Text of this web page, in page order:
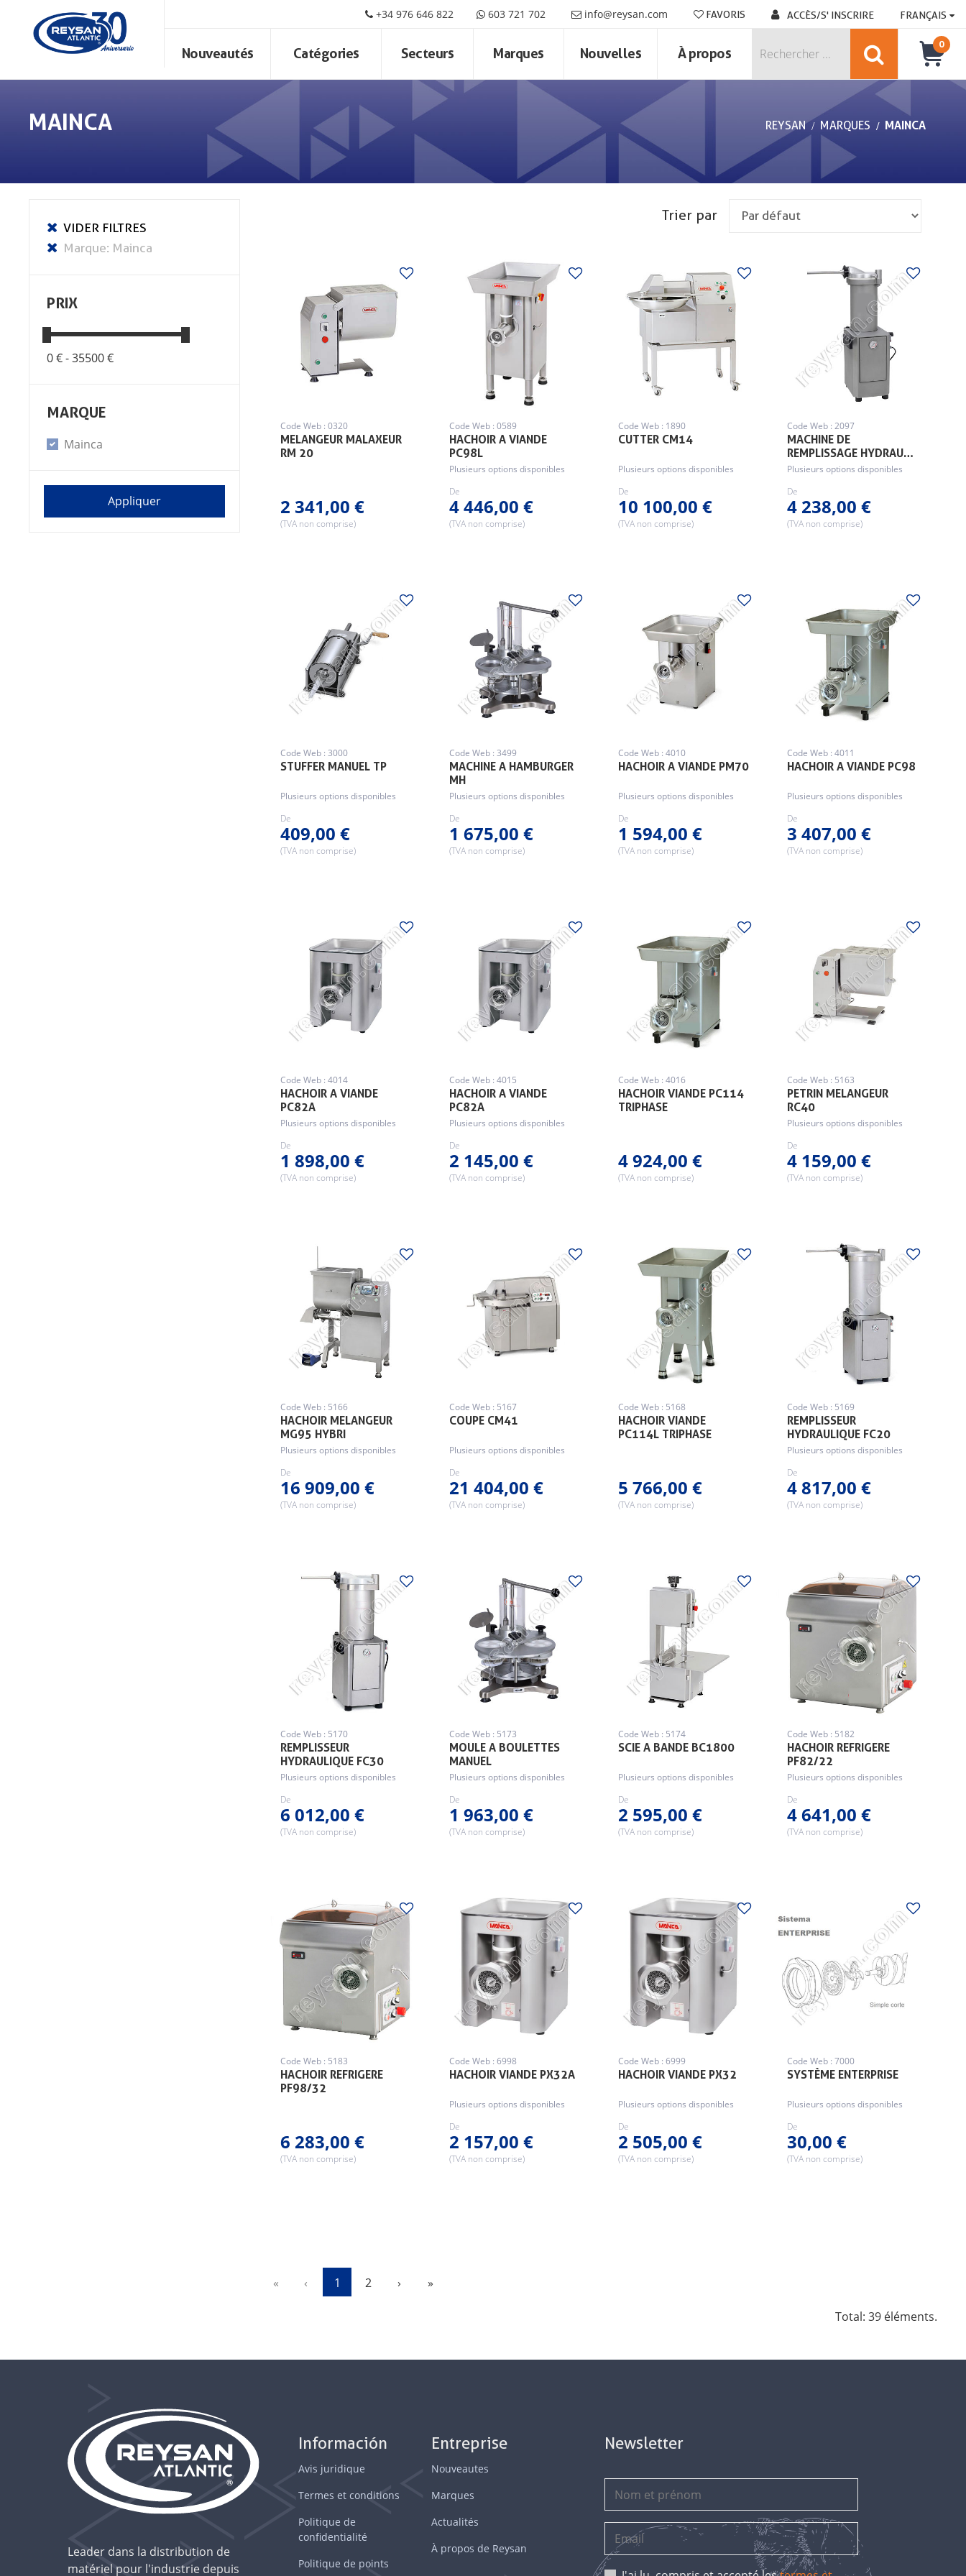
+34 976 646 822 603 721 702 info@reysan.com FAVORIS ACCÈS/S' INSCRIRE FRANÇAIS
Nouveautés Catégories Secteurs Marques Nouvelles À propos
0
MAINCA REYSAN MARQUES MAINCA
PRIX
0 € -35500 €
MARQUE
Mainca
Trier par
MELANGEUR MALAXEUR
RM 20
Code Web : 0320
2 341,00 €
(TVA non comprise)
HACHOIR A VIANDE
PC98L
Code Web : 0589
Plusieurs options disponibles
De
4 446,00 €
(TVA non comprise)
CUTTER CM14
Code Web : 1890
Plusieurs options disponibles
De
10 100,00 €
(TVA non comprise)
MACHINE DE
REMPLISSAGE HYDRAU…
Code Web : 2097
Plusieurs options disponibles
De
4 238,00 €
(TVA non comprise)
STUFFER MANUEL TP
Code Web : 3000
Plusieurs options disponibles
De
409,00 €
(TVA non comprise)
MACHINE A HAMBURGER
MH
Code Web : 3499
Plusieurs options disponibles
De
1 675,00 €
(TVA non comprise)
HACHOIR A VIANDE PM70
Code Web : 4010
Plusieurs options disponibles
De
1 594,00 €
(TVA non comprise)
HACHOIR A VIANDE PC98
Code Web : 4011
Plusieurs options disponibles
De
3 407,00 €
(TVA non comprise)
HACHOIR A VIANDE
PC82A
Code Web : 4014
Plusieurs options disponibles
De
1 898,00 €
(TVA non comprise)
HACHOIR A VIANDE
PC82A
Code Web : 4015
Plusieurs options disponibles
De
2 145,00 €
(TVA non comprise)
HACHOIR VIANDE PC114
TRIPHASE
Code Web : 4016
4 924,00 €
(TVA non comprise)
PETRIN MELANGEUR
RC40
Code Web : 5163
Plusieurs options disponibles
De
4 159,00 €
(TVA non comprise)
HACHOIR MELANGEUR
MG95 HYBRI
Code Web : 5166
Plusieurs options disponibles
De
16 909,00 €
(TVA non comprise)
COUPE CM41
Code Web : 5167
Plusieurs options disponibles
De
21 404,00 €
(TVA non comprise)
HACHOIR VIANDE
PC114L TRIPHASE
Code Web : 5168
5 766,00 €
(TVA non comprise)
REMPLISSEUR
HYDRAULIQUE FC20
Code Web : 5169
Plusieurs options disponibles
De
4 817,00 €
(TVA non comprise)
REMPLISSEUR
HYDRAULIQUE FC30
Code Web : 5170
Plusieurs options disponibles
De
6 012,00 €
(TVA non comprise)
MOULE A BOULETTES
MANUEL
Code Web : 5173
Plusieurs options disponibles
De
1 963,00 €
(TVA non comprise)
SCIE A BANDE BC1800
Code Web : 5174
Plusieurs options disponibles
De
2 595,00 €
(TVA non comprise)
HACHOIR REFRIGERE
PF82/22
Code Web : 5182
Plusieurs options disponibles
De
4 641,00 €
(TVA non comprise)
HACHOIR REFRIGERE
PF98/32
Code Web : 5183
6 283,00 €
(TVA non comprise)
HACHOIR VIANDE PX32A
Code Web : 6998
Plusieurs options disponibles
De
2 157,00 €
(TVA non comprise)
HACHOIR VIANDE PX32
Code Web : 6999
Plusieurs options disponibles
De
2 505,00 €
(TVA non comprise)
SYSTÈME ENTERPRISE
Code Web : 7000
Plusieurs options disponibles
De
30,00 €
(TVA non comprise)
«First ‹ Previous
1 2 ›Next »Last
Total: 39 éléments.
Leader dans la distribution de
matériel pour l'industrie depuis
Información
Avis juridique
Termes et conditions
Politique de
confidentialité
Politique de points
Entreprise
Nouveautes
Marques
Actualités
À propos de Reysan
Newsletter